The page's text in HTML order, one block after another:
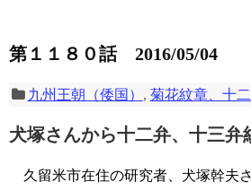
第１１８０話 2016/05/04
九州王朝（倭国） , 菊花紋章、十
犬塚さんから十二弁、十三弁
久留米市在住の研究者、犬塚幹夫